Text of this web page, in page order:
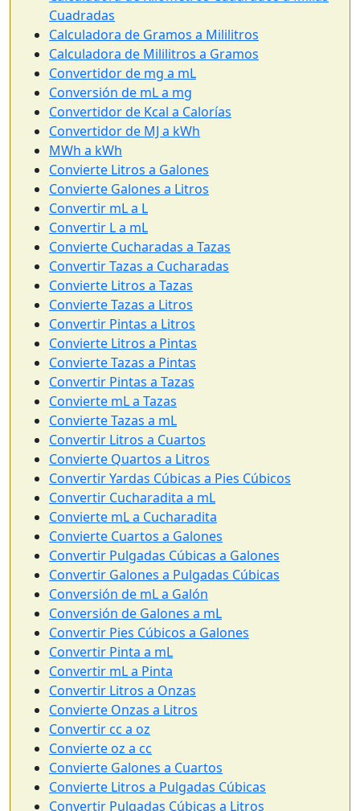
Cuadradas
Calculadora de Gramos a Mililitros
Calculadora de Mililitros a Gramos
Convertidor de mg a mL
Conversión de mL a mg
Convertidor de Kcal a Calorías
Convertidor de MJ a kWh
MWh a kWh
Convierte Litros a Galones
Convierte Galones a Litros
Convertir mL a L
Convertir L a mL
Convierte Cucharadas a Tazas
Convertir Tazas a Cucharadas
Convierte Litros a Tazas
Convierte Tazas a Litros
Convertir Pintas a Litros
Convierte Litros a Pintas
Convierte Tazas a Pintas
Convertir Pintas a Tazas
Convierte mL a Tazas
Convierte Tazas a mL
Convertir Litros a Cuartos
Convierte Quartos a Litros
Convertir Yardas Cúbicas a Pies Cúbicos
Convertir Cucharadita a mL
Convierte mL a Cucharadita
Convierte Cuartos a Galones
Convertir Pulgadas Cúbicas a Galones
Convertir Galones a Pulgadas Cúbicas
Conversión de mL a Galón
Conversión de Galones a mL
Convertir Pies Cúbicos a Galones
Convertir Pinta a mL
Convertir mL a Pinta
Convertir Litros a Onzas
Convierte Onzas a Litros
Convertir cc a oz
Convierte oz a cc
Convierte Galones a Cuartos
Convierte Litros a Pulgadas Cúbicas
Convertir Pulgadas Cúbicas a Litros